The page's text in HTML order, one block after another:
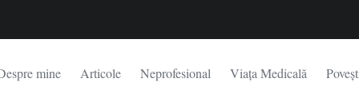
mine Articole Neprofesional Viața Medicală